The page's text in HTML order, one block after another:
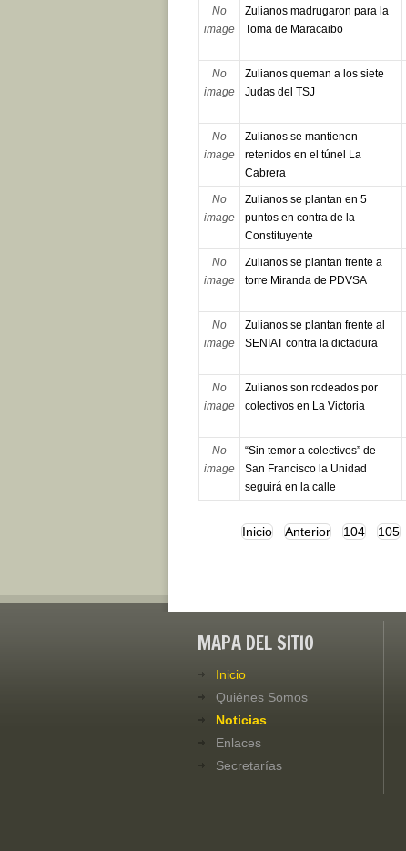
No
image
Zulianos madrugaron para la
Toma de Maracaibo
No
image
Zulianos queman a los siete
Judas del TSJ
No
image
Zulianos se mantienen
retenidos en el túnel La
Cabrera
No
image
Zulianos se plantan en 5
puntos en contra de la
Constituyente
No
image
Zulianos se plantan frente a
torre Miranda de PDVSA
No
image
Zulianos se plantan frente al
SENIAT contra la dictadura
No
image
Zulianos son rodeados por
colectivos en La Victoria
No
image
“Sin temor a colectivos” de
San Francisco la Unidad
seguirá en la calle
Inicio Anterior 104 105
MAPA DEL SITIO
Inicio
Quiénes Somos
Noticias
Enlaces
Secretarías